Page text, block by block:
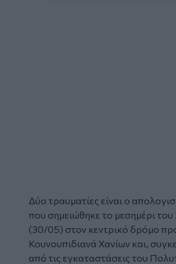
Δύο τραυματίες είναι ο
που σημειώθηκε το μεσημέρι
(30/05) στον κεντρικό δρόμο
Κουνουπιδιανά Χανίων και,
από τις εγκαταστάσεις του